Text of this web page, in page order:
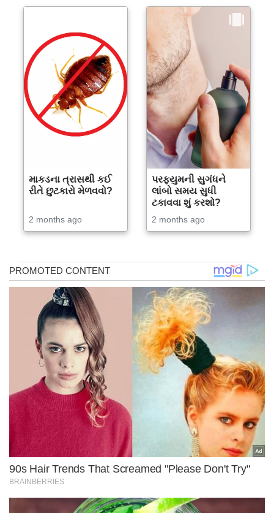
માકડના ત્રાસથી કઈ
રીતે છુટકારો મેળવવો?
2 months ago
પરફ્યુમની સુગંધને
લાંબો સમય સુધી
ટકાવવા શું કરશો?
2 months ago